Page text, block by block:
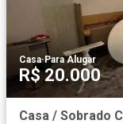
Casa·Para Alugar
R$ 20.000